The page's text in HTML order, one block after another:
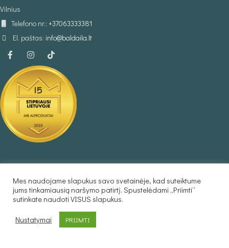
Vilnius
Telefono nr.: +37063333381
El. paštas: info@baldaila.lt
Taisyklės
Privatumo politika
Atsiskaitymo būdai
Mes naudojame slapukus savo svetainėje, kad suteiktume
jums tinkamiausią naršymo patirtį. Spustelėdami „Priimti“
sutinkate naudoti VISUS slapukus.
Nustatymai PRIIMTI